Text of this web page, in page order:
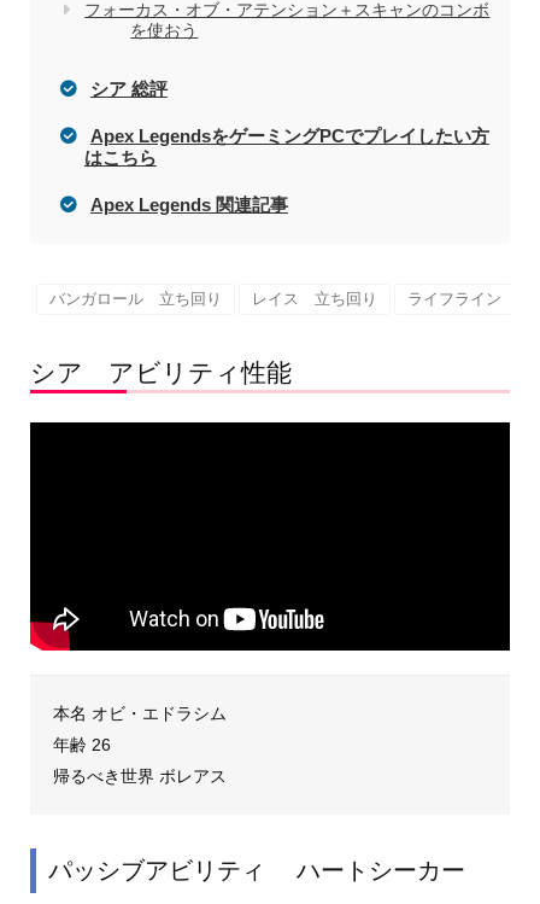
フォーカス・オブ・アテンション＋スキャンのコンボ
を使おう
シア 総評
Apex LegendsをゲーミングPCでプレイしたい方
はこちら
Apex Legends 関連記事
バンガロール 立ち回り レイス 立ち回り ライフライン 立
シア アビリティ性能
本名 オビ・エドラシム
年齢 26
帰るべき世界 ボレアス
パッシブアビリティ ハートシーカー